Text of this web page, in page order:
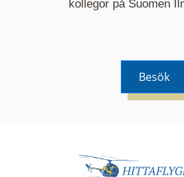
kollegor på Suomen
Besök